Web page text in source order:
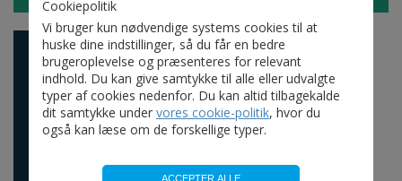
Cookiepolitik
Vi bruger kun nødvendige systems cookies til at
huske dine indstillinger, så du får en bedre
brugeroplevelse og præsenteres for relevant
indhold. Du kan give samtykke til alle eller udvalgte
typer af cookies nedenfor. Du kan altid tilbagekalde
dit samtykke under vores cookie-politik, hvor du
også kan læse om de forskellige typer.